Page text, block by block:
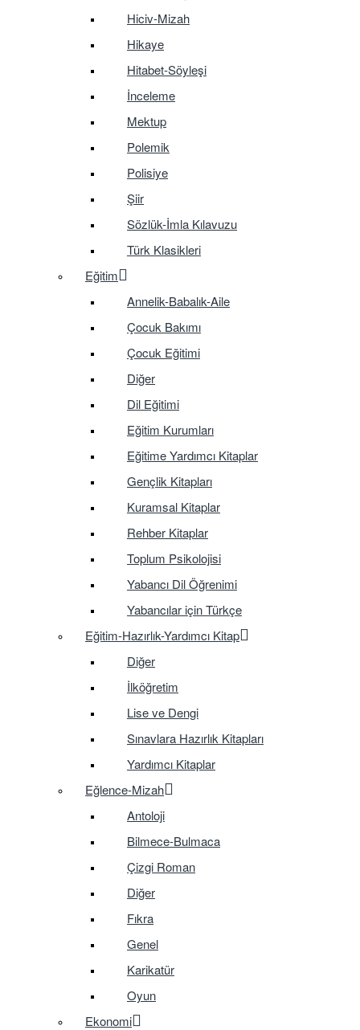
Hiciv-Mizah
Hikaye
Hitabet-Söyleşi
İnceleme
Mektup
Polemik
Polisiye
Şiir
Sözlük-İmla Kılavuzu
Türk Klasikleri
Eğitim
Annelik-Babalık-Aile
Çocuk Bakımı
Çocuk Eğitimi
Diğer
Dil Eğitimi
Eğitim Kurumları
Eğitime Yardımcı Kitaplar
Gençlik Kitapları
Kuramsal Kitaplar
Rehber Kitaplar
Toplum Psikolojisi
Yabancı Dil Öğrenimi
Yabancılar için Türkçe
Eğitim-Hazırlık-Yardımcı Kitap
Diğer
İlköğretim
Lise ve Dengi
Sınavlara Hazırlık Kitapları
Yardımcı Kitaplar
Eğlence-Mizah
Antoloji
Bilmece-Bulmaca
Çizgi Roman
Diğer
Fıkra
Genel
Karikatür
Oyun
Ekonomi